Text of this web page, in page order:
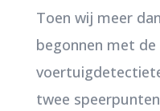
Toen wij meer
begonnen met
twee